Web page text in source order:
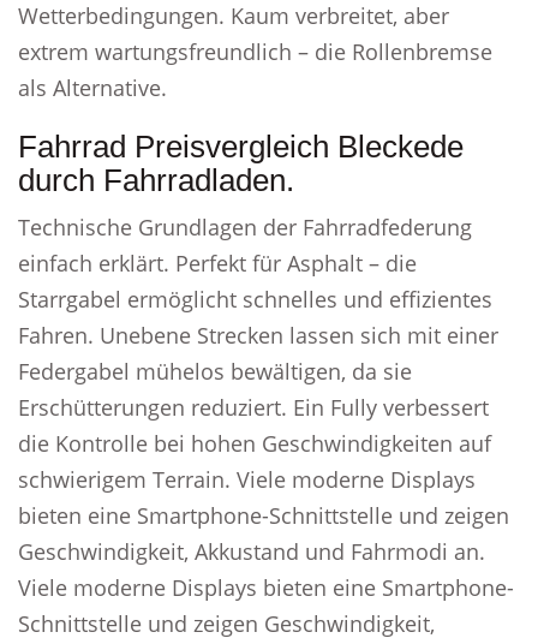
Wetterbedingungen. Kaum verbreitet, aber
extrem wartungsfreundlich – die Rollenbremse
als Alternative.
Fahrrad Preisvergleich Bleckede
durch Fahrradladen.
Technische Grundlagen der Fahrradfederung
einfach erklärt. Perfekt für Asphalt – die
Starrgabel ermöglicht schnelles und effizientes
Fahren. Unebene Strecken lassen sich mit einer
Federgabel mühelos bewältigen, da sie
Erschütterungen reduziert. Ein Fully verbessert
die Kontrolle bei hohen Geschwindigkeiten auf
schwierigem Terrain. Viele moderne Displays
bieten eine Smartphone-Schnittstelle und zeigen
Geschwindigkeit, Akkustand und Fahrmodi an.
Viele moderne Displays bieten eine Smartphone-
Schnittstelle und zeigen Geschwindigkeit,